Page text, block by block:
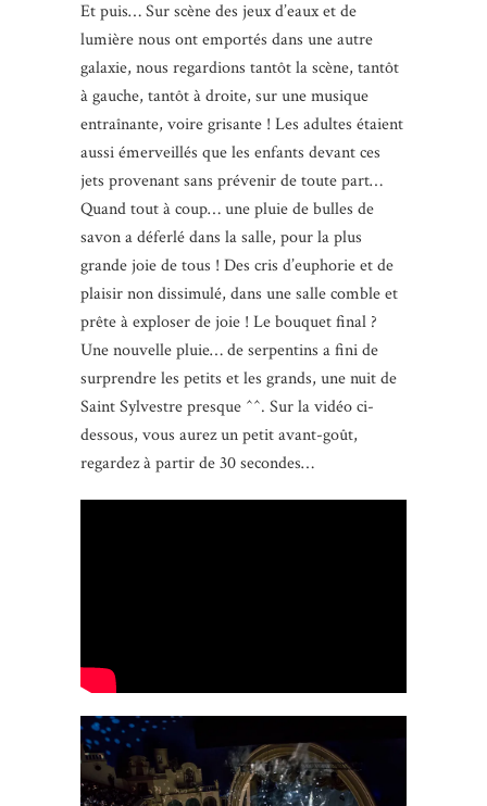
Et puis… Sur scène des jeux d’eaux et de
lumière nous ont emportés dans une autre
galaxie, nous regardions tantôt la scène, tantôt
à gauche, tantôt à droite, sur une musique
entraînante, voire grisante ! Les adultes étaient
aussi émerveillés que les enfants devant ces
jets provenant sans prévenir de toute part…
Quand tout à coup… une pluie de bulles de
savon a déferlé dans la salle, pour la plus
grande joie de tous ! Des cris d’euphorie et de
plaisir non dissimulé, dans une salle comble et
prête à exploser de joie ! Le bouquet final ?
Une nouvelle pluie… de serpentins a fini de
surprendre les petits et les grands, une nuit de
Saint Sylvestre presque ^^. Sur la vidéo ci-
dessous, vous aurez un petit avant-goût,
regardez à partir de 30 secondes…